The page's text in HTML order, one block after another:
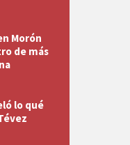
Morón
de más
lo qué